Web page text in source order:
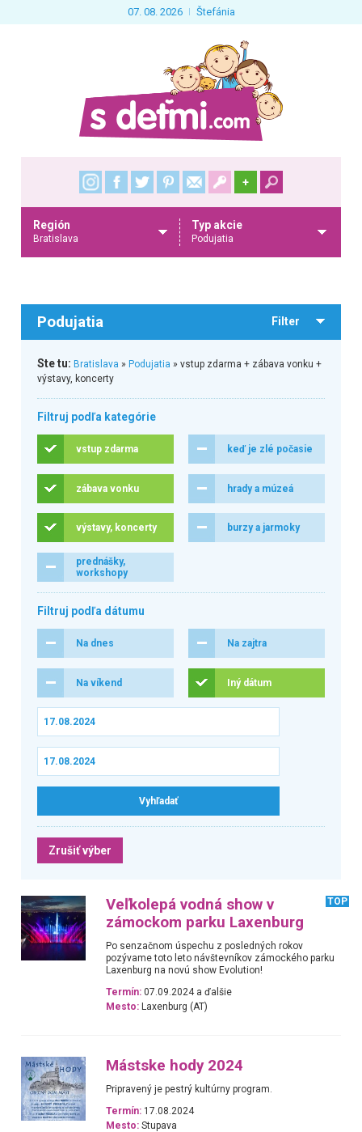
07. 08. 2026 Štefánia
+
Región
Bratislava
Typ akcie
Podujatia
Podujatia Filter
Ste tu: Bratislava » Podujatia » vstup zdarma + zábava vonku +
výstavy, koncerty
Filtruj podľa kategórie
vstup zdarma keď je zlé počasie
zábava vonku hrady a múzeá
výstavy, koncerty burzy a jarmoky
prednášky,
workshopy
Filtruj podľa dátumu
Na dnes Na zajtra
Na víkend Iný dátum
Zrušiť výber
Veľkolepá vodná show v
zámockom parku Laxenburg
TOP
Po senzačnom úspechu z posledných rokov
pozývame toto leto návštevníkov zámockého parku
Laxenburg na novú show Evolution!
Termín: 07.09.2024 a ďalšie
Mesto: Laxenburg (AT)
Mástske hody 2024
Pripravený je pestrý kultúrny program.
Termín: 17.08.2024
Mesto: Stupava